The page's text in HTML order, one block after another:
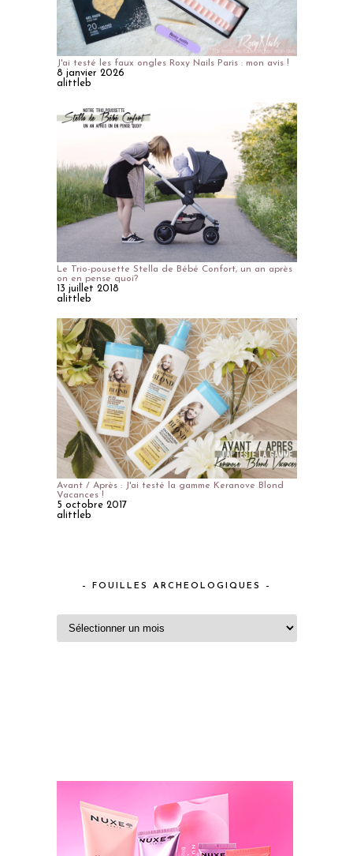
J'ai testé les faux ongles Roxy Nails Paris : mon avis !
8 janvier 2026
alittleb
Le Trio-pousette Stella de Bébé Confort, un an après
on en pense quoi?
13 juillet 2018
alittleb
Avant / Après : J'ai testé la gamme Keranove Blond
Vacances !
5 octobre 2017
alittleb
– FOUILLES ARCHEOLOGIQUES –